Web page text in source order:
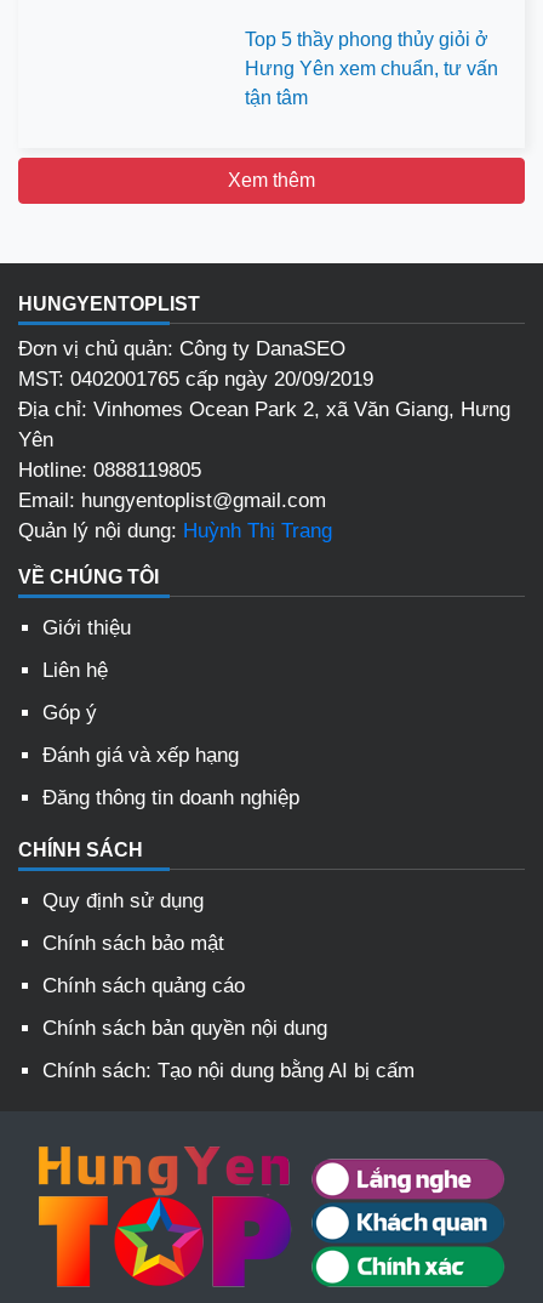
Top 5 thầy phong thủy giỏi ở
Hưng Yên xem chuẩn, tư vấn
tận tâm
Xem thêm
HUNGYENTOPLIST
Đơn vị chủ quản: Công ty DanaSEO
MST: 0402001765 cấp ngày 20/09/2019
Địa chỉ: Vinhomes Ocean Park 2, xã Văn Giang, Hưng
Yên
Hotline: 0888119805
Email: hungyentoplist@gmail.com
Quản lý nội dung: Huỳnh Thị Trang
VỀ CHÚNG TÔI
Giới thiệu
Liên hệ
Góp ý
Đánh giá và xếp hạng
Đăng thông tin doanh nghiệp
CHÍNH SÁCH
Quy định sử dụng
Chính sách bảo mật
Chính sách quảng cáo
Chính sách bản quyền nội dung
Chính sách: Tạo nội dung bằng AI bị cấm